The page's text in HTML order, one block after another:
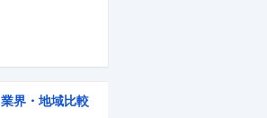
業界・地域比較